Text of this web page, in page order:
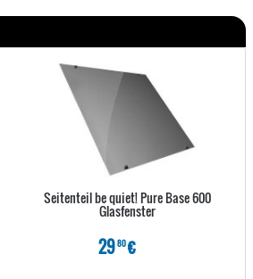
Seitenteil be quiet! Pure Base 600
Glasfenster
2980€